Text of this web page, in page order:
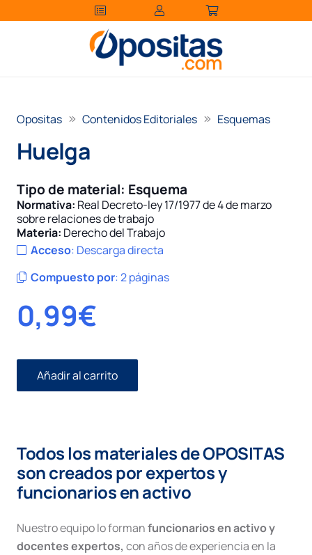
Opositas Contenidos Editoriales Esquemas
Huelga
Tipo de material: Esquema
Normativa: Real Decreto-ley 17/1977 de 4 de marzo
sobre relaciones de trabajo
Materia: Derecho del Trabajo
Acceso: Descarga directa
Compuesto por:2 páginas
0,99€
Huelga
cantidad
Añadir al carrito
Todos los materiales de OPOSITAS
son creados por expertos y
funcionarios en activo
Nuestro equipo lo formanfuncionarios en activo y
docentes expertos, con años de experiencia en la